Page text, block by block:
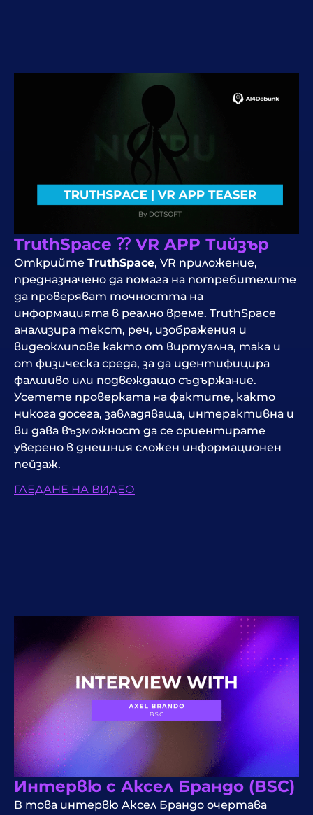
TruthSpace ⁇ VR APP Тийзър
Открийте TruthSpace, VR приложение,
предназначено да помага на потребителите
да проверяват точността на
информацията в реално време. TruthSpace
анализира текст, реч, изображения и
видеоклипове както от виртуална, така и
от физическа среда, за да идентифицира
фалшиво или подвеждащо съдържание.
Усетете проверката на фактите, както
никога досега, завладяваща, интерактивна и
ви дава възможност да се ориентирате
уверено в днешния сложен информационен
пейзаж.
ГЛЕДАНЕ НА ВИДЕО
Интервю с Аксел Брандо (BSC)
В това интервю Аксел Брандо очертава